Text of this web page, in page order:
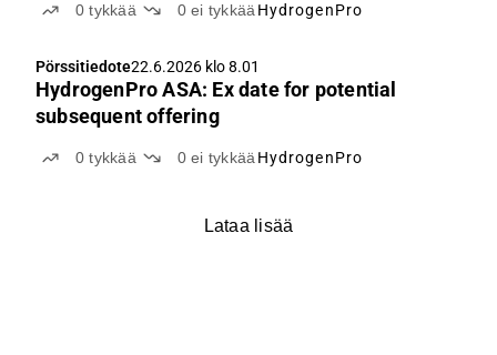
0tykkää 0ei tykkää HydrogenPro
Pörssitiedote22.6.2026 klo 8.01
HydrogenPro ASA: Ex date for potential
subsequent offering
0tykkää 0ei tykkää HydrogenPro
Lataa lisää